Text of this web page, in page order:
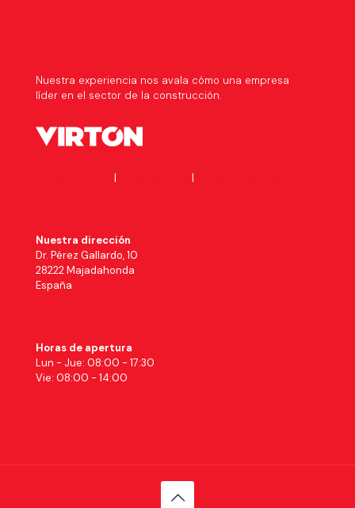
Nuestra experiencia nos avala cómo una empresa
líder en el sector de la construcción.
| |
Nuestra dirección
Dr. Pérez Gallardo, 10
28222 Majadahonda
España
Horas de apertura
Lun - Jue: 08:00 - 17:30
Vie: 08:00 - 14:00